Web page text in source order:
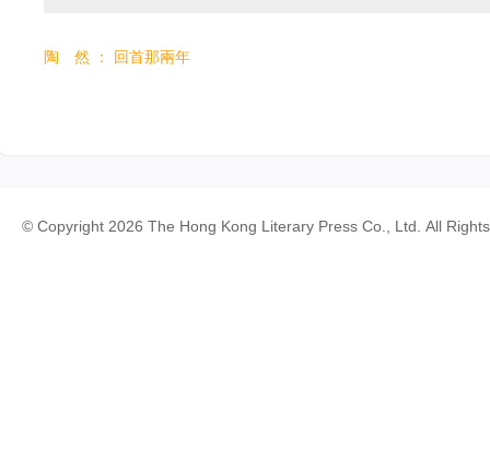
陶 然 ： 回首那兩年
© Copyright 2026 The Hong Kong Literary Press Co., Ltd. All